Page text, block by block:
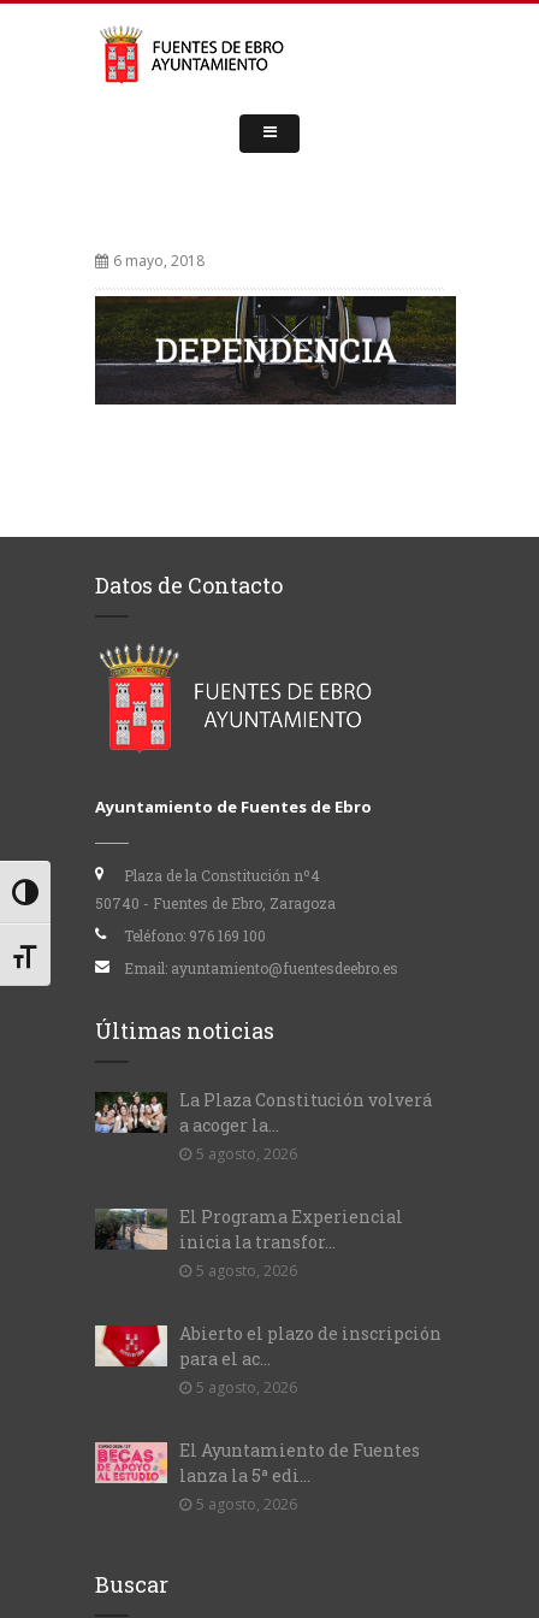
Alternar alto contraste
Alternar tamaño de letra
6 mayo, 2018
Datos de Contacto
Ayuntamiento de Fuentes de Ebro
Plaza de la Constitución nº4
50740 - Fuentes de Ebro, Zaragoza
Teléfono: 976 169 100
Email: ayuntamiento@fuentesdeebro.es
Últimas noticias
La Plaza Constitución volverá
a acoger la...
5 agosto, 2026
El Programa Experiencial
inicia la transfor...
5 agosto, 2026
Abierto el plazo de inscripción
para el ac...
5 agosto, 2026
El Ayuntamiento de Fuentes
lanza la 5ª edi...
5 agosto, 2026
Buscar